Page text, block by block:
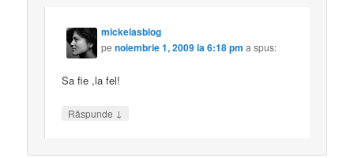
mickelasblog
penoiembrie 1, 2009 la 6:18 pm a spus:
Sa fie ,la fel!
Răspunde ↓